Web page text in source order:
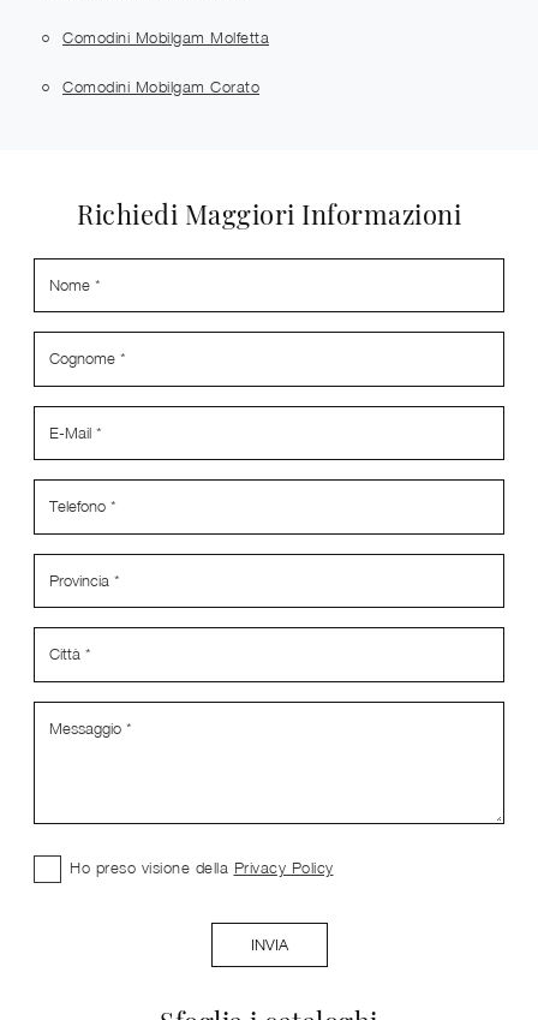
Comodini Mobilgam Molfetta
Comodini Mobilgam Corato
Richiedi Maggiori Informazioni
Ho preso visione della Privacy Policy
INVIA